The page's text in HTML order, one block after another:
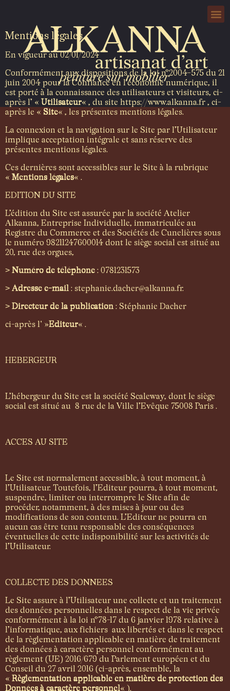
Mentions légales
En vigueur au 02/01/2024
Conformément aux dispositions de la loi n°2004-575 du 21
juin 2004 pour la Confiance en l’économie numérique, il
est porté à la connaissance des utilisateurs et visiteurs, ci-
après l’ « Utilisateur« , du site https://www.alkanna.fr , ci-
après le « Site« , les présentes mentions légales.
La connexion et la navigation sur le Site par l’Utilisateur
implique acceptation intégrale et sans réserve des
présentes mentions légales.
Ces dernières sont accessibles sur le Site à la rubrique
« Mentions légales« .
EDITION DU SITE
L’édition du Site est assurée par la société Atelier
Alkanna, Entreprise Individuelle, immatriculée au
Registre du Commerce et des Sociétés de Cunelières sous
le numéro 98211247600014 dont le siège social est situé au
20, rue des orgues,
> Numéro de téléphone : 0781231573
> Adresse e-mail : stephanie.dacher@alkanna.fr.
> Directeur de la publication : Stéphanie Dacher
ci-après l' »Editeur« .
HEBERGEUR
L’hébergeur du Site est la société Scaleway, dont le siège
social est situé au 8 rue de la Ville l’Evêque 75008 Paris .
ACCES AU SITE
Le Site est normalement accessible, à tout moment, à
l’Utilisateur. Toutefois, l’Editeur pourra, à tout moment,
suspendre, limiter ou interrompre le Site afin de
procéder, notamment, à des mises à jour ou des
modifications de son contenu. L’Editeur ne pourra en
aucun cas être tenu responsable des conséquences
éventuelles de cette indisponibilité sur les activités de
l’Utilisateur.
COLLECTE DES DONNEES
Le Site assure à l’Utilisateur une collecte et un traitement
des données personnelles dans le respect de la vie privée
conformément à la loi n°78-17 du 6 janvier 1978 relative à
l’informatique, aux fichiers aux libertés et dans le respect
de la règlementation applicable en matière de traitement
des données à caractère personnel conformément au
règlement (UE) 2016/679 du Parlement européen et du
Conseil du 27 avril 2016 (ci-après, ensemble, la
« Règlementation applicable en matière de protection des
Données à caractère personnel« ).